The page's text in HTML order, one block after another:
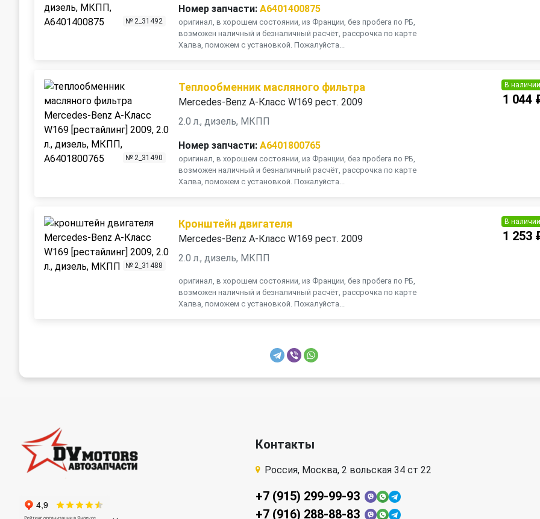
№ 2_31492
Номер запчасти: A6401400875
оригинал, в хорошем состоянии, из Франции, без пробега по РБ,
возможен наличный и безналичный расчёт, рассрочка по карте
Халва, поможем с установкой. Пожалуйста...
№ 2_31490
Теплообменник масляного фильтра
Mercedes-Benz A-Класс W169 рест. 2009
2.0 л., дизель, МКПП
Номер запчасти: A6401800765
оригинал, в хорошем состоянии, из Франции, без пробега по РБ,
возможен наличный и безналичный расчёт, рассрочка по карте
Халва, поможем с установкой. Пожалуйста...
В наличии
1 044
№ 2_31488
Кронштейн двигателя
Mercedes-Benz A-Класс W169 рест. 2009
2.0 л., дизель, МКПП
оригинал, в хорошем состоянии, из Франции, без пробега по РБ,
возможен наличный и безналичный расчёт, рассрочка по карте
Халва, поможем с установкой. Пожалуйста...
В наличии
1 253
Контакты
Россия, Москва, 2 вольская 34 ст 22
+7 (915) 299-99-93
+7 (916) 288-88-83